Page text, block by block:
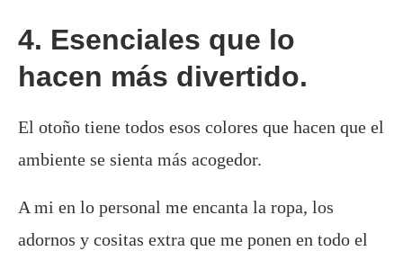
4. Esenciales que lo
hacen más divertido.
El otoño tiene todos esos colores que hacen que el
ambiente se sienta más acogedor.
A mi en lo personal me encanta la ropa, los
adornos y cositas extra que me ponen en todo el